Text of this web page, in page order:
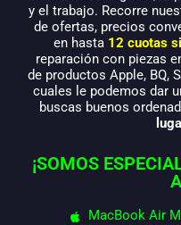
y el trabajo. Recorre
de ofertas, precios
en hasta 12 cuotas
reparación con piezas
de productos Apple, BQ,
cuales le podemos dar
buscas buenos
¡SOMOS
MacBook Air